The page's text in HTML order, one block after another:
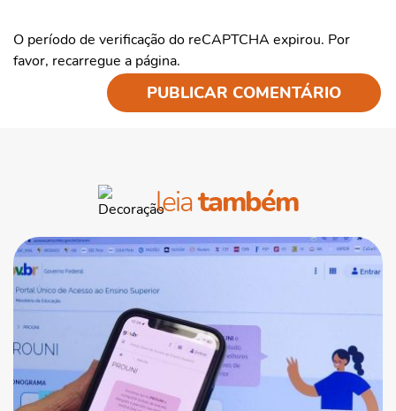
O período de verificação do reCAPTCHA expirou. Por
favor, recarregue a página.
leiatambém